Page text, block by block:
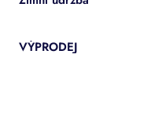
VÝPRODEJ